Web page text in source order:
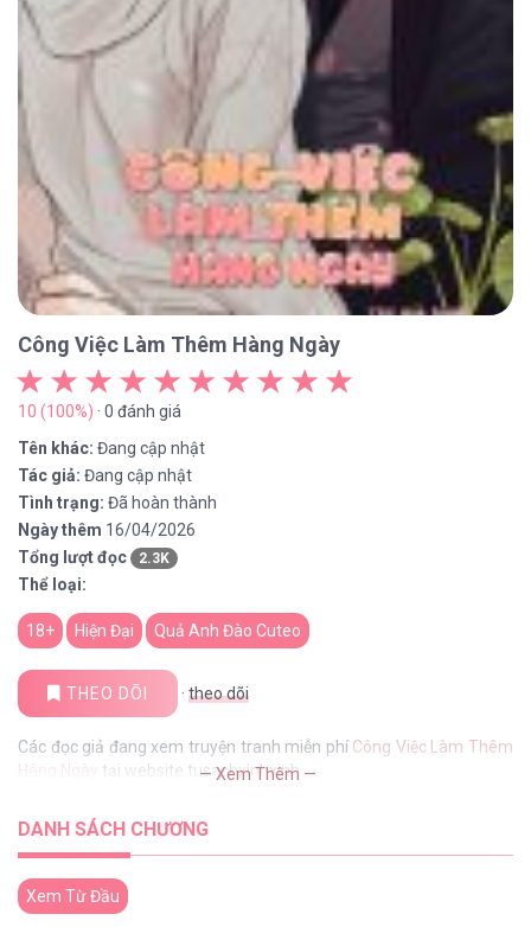
Công Việc Làm Thêm Hàng Ngày
10 (100%) · 0 đánh giá
Tên khác: Đang cập nhật
Tác giả: Đang cập nhật
Tình trạng: Đã hoàn thành
Ngày thêm 16/04/2026
Tổng lượt đọc
2.3K
Thể loại:
18+ Hiện Đại Quả Anh Đào Cuteo
THEO DÕI · theo dõi
Các đọc giả đang xem truyện tranh miễn phí Công Việc Làm Thêm
tại website tusachxinhxinh
— Xem Thêm —
DANH SÁCH CHƯƠNG
Xem Từ Đầu